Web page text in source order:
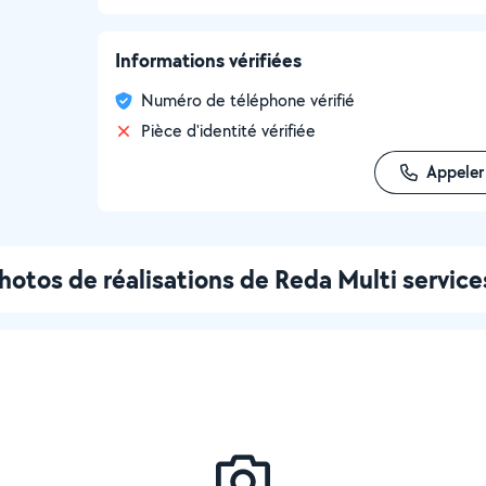
Informations vérifiées
Numéro de téléphone vérifié
Pièce d'identité vérifiée
Appeler
de réalisations de Reda Multi